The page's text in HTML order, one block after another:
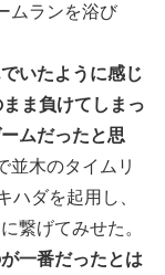
ムランを浴び
いたように感じ
ま負けてしまっ
ムだったと思
並木のタイムリ
ハダを起用し、
繋げてみせた。
一番だったとは